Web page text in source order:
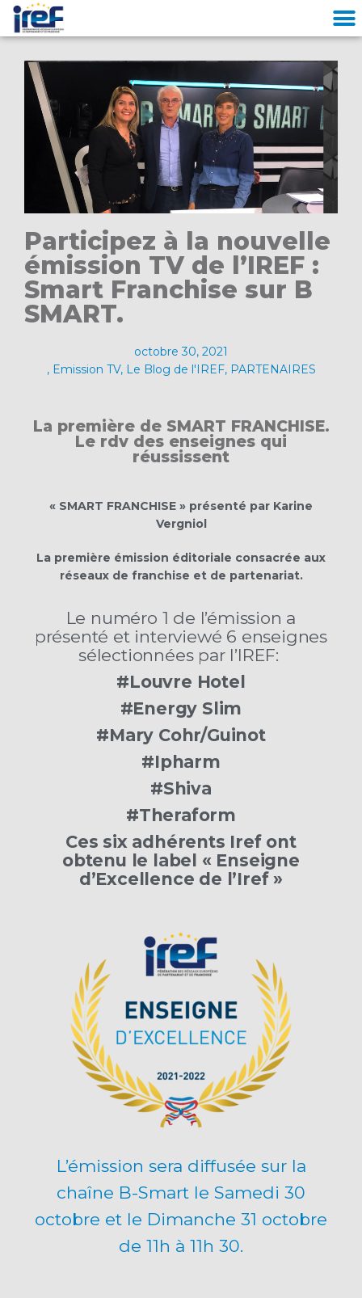
Participez à la nouvelle
émission TV de l’IREF :
Smart Franchise sur B
SMART.
octobre 30, 2021
, Emission TV, Le Blog de l'IREF, PARTENAIRES
La première de SMART FRANCHISE.
Le rdv des enseignes qui
réussissent
« SMART FRANCHISE » présenté par Karine
Vergniol
La première émission éditoriale consacrée aux
réseaux de franchise et de partenariat.
Le numéro 1 de l’émission a
présenté et interviewé 6 enseignes
sélectionnées par l’IREF:
#Louvre Hotel
#Energy Slim
#Mary Cohr/Guinot
#Ipharm
#Shiva
#Theraform
Ces six adhérents Iref ont
obtenu le label « Enseigne
d’Excellence de l’Iref »
L’émission sera diffusée sur la
chaîne B-Smart le Samedi 30
octobre et le Dimanche 31 octobre
de 11h à 11h 30.
Cookies management panel